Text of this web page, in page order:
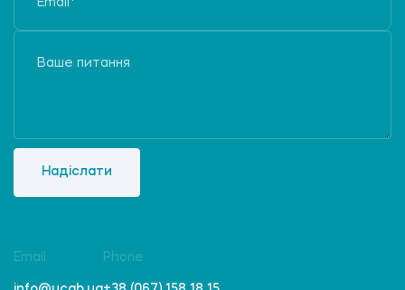
Надіслати
Email Phone